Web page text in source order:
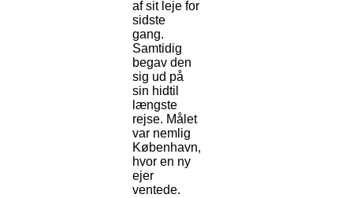
af sit leje for
sidste
gang.
Samtidig
begav den
sig ud på
sin hidtil
længste
rejse. Målet
var nemlig
København,
hvor en ny
ejer
ventede.